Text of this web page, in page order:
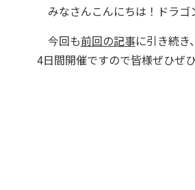
みなさんこんにちは！ドラゴ
今回も前回の記事に引き続き
4日間開催ですので皆様ぜひぜ